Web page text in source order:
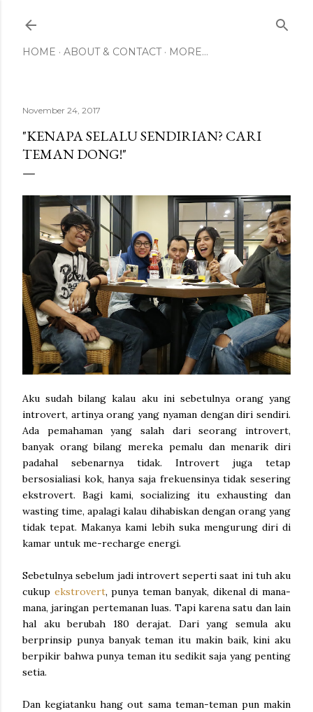
HOME ABOUT & CONTACT MORE…
November 24, 2017
"KENAPA SELALU SENDIRIAN? CARI
TEMAN DONG!"
Aku sudah bilang kalau aku ini sebetulnya orang yang
introvert, artinya orang yang nyaman dengan diri sendiri.
Ada pemahaman yang salah dari seorang introvert,
banyak orang bilang mereka pemalu dan menarik diri
padahal sebenarnya tidak. Introvert juga tetap
bersosialiasi kok, hanya saja frekuensinya tidak sesering
ekstrovert. Bagi kami, socializing itu exhausting dan
wasting time, apalagi kalau dihabiskan dengan orang yang
tidak tepat. Makanya kami lebih suka mengurung diri di
kamar untuk me-recharge energi.
Sebetulnya sebelum jadi introvert seperti saat ini tuh aku
cukup ekstrovert, punya teman banyak, dikenal di mana-
mana, jaringan pertemanan luas. Tapi karena satu dan lain
hal aku berubah 180 derajat. Dari yang semula aku
berprinsip punya banyak teman itu makin baik, kini aku
berpikir bahwa punya teman itu sedikit saja yang penting
setia.
Dan kegiatanku hang out sama teman-teman pun makin